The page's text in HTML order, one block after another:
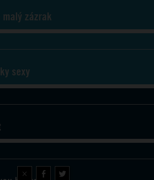
×
malý zázrak
sexy